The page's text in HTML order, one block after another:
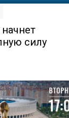
силу